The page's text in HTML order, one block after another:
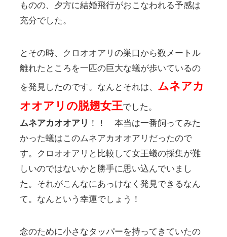
ものの、夕方に結婚飛行がおこなわれる予感は
充分でした。
とその時、クロオオアリの巣口から数メートル
離れたところを一匹の巨大な蟻が歩いているの
を発見したのです。なんとそれは、 ムネアカ
オオアリの脱翅女王でした。
ムネアカオオアリ ！！ 本当は一番飼ってみた
かった蟻はこのムネアカオオアリだったので
す。クロオオアリと比較して女王蟻の採集が難
しいのではないかと勝手に思い込んでいまし
た。それがこんなにあっけなく発見できるなん
て。なんという幸運でしょう！
念のために小さなタッパーを持ってきていたの